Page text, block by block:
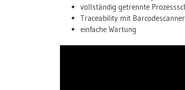
vollständig getrennte
Traceability mit Barcodescanner
einfache Wartung